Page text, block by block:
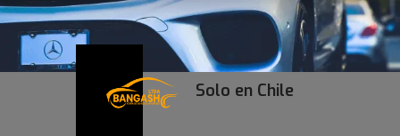
Solo en Chile